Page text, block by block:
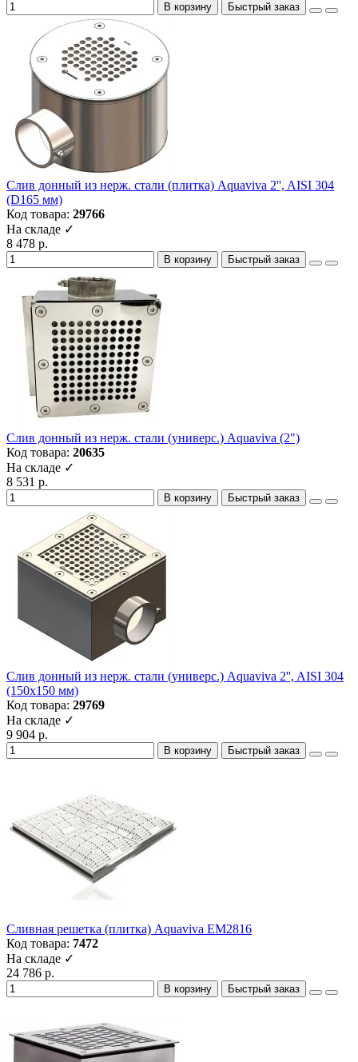
В корзину Быстрый заказ
Слив донный из нерж. стали (плитка) Aquaviva 2'', AISI 304
(D165 мм)
Код товара: 29766
На складе ✓
8 478 р.
В корзину Быстрый заказ
Слив донный из нерж. стали (универс.) Aquaviva (2")
Код товара: 20635
На складе ✓
8 531 р.
В корзину Быстрый заказ
Слив донный из нерж. стали (универс.) Aquaviva 2'', AISI 304
(150x150 мм)
Код товара: 29769
На складе ✓
9 904 р.
В корзину Быстрый заказ
Сливная решетка (плитка) Aquaviva EM2816
Код товара: 7472
На складе ✓
24 786 р.
В корзину Быстрый заказ